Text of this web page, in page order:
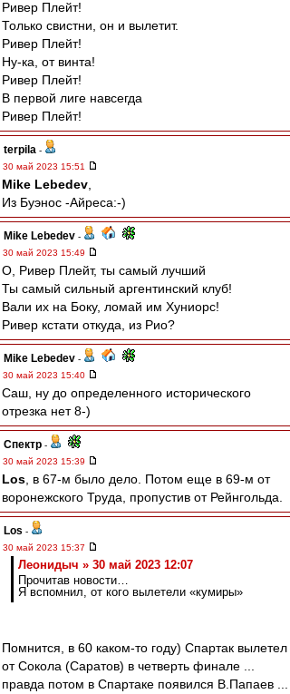
Ривер Плейт!
Только свистни, он и вылетит.
Ривер Плейт!
Ну-ка, от винта!
Ривер Плейт!
В первой лиге навсегда
Ривер Плейт!
terpila -
30 май 2023 15:51
Mike Lebedev
Из Буэнос -Айреса:-)
Mike Lebedev -
30 май 2023 15:49
О, Ривер Плейт, ты самый лучший
Ты самый сильный аргентинский клуб!
Вали их на Боку, ломай им Хуниорс!
Ривер кстати откуда, из Рио?
Mike Lebedev -
30 май 2023 15:40
Саш, ну до определенного исторического
отрезка нет 8-)
Спектр -
30 май 2023 15:39
Los , в 67-м было дело. Потом еще в 69-м от
воронежского Труда, пропустив от Рейнгольда.
Los -
30 май 2023 15:37
Леонидыч » 30 май 2023 12:07
Прочитав новости…
Я вспомнил, от кого вылетели «кумиры»
Помнится, в 60 каком-то году) Спартак вылетел
от Сокола (Саратов) в четверть финале ...
правда потом в Спартаке появился В.Папаев ...